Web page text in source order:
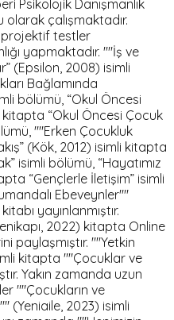
Psikolojik Danışmanlık
çalışmaktadır.
testler
yapmaktadır. ""İş ve
(Epsilon, 2008) isimli
Bağlamında
bölümü, “Okul Öncesi
kitapta “Okul Öncesi Çocuk
""Erken Çocukluk
(Kök, 2012) isimli kitapta
isimli bölümü, “Hayatımız
“Gençlerle İletişim” isimli
Ebeveynler""
yayınlanmıştır.
2022) kitapta Online
paylaşmıştır. ""Yetkin
kitapta ""Çocuklar ve
Yakın zamanda uzun
""Çocukların ve
(Yeniaile, 2023) isimli